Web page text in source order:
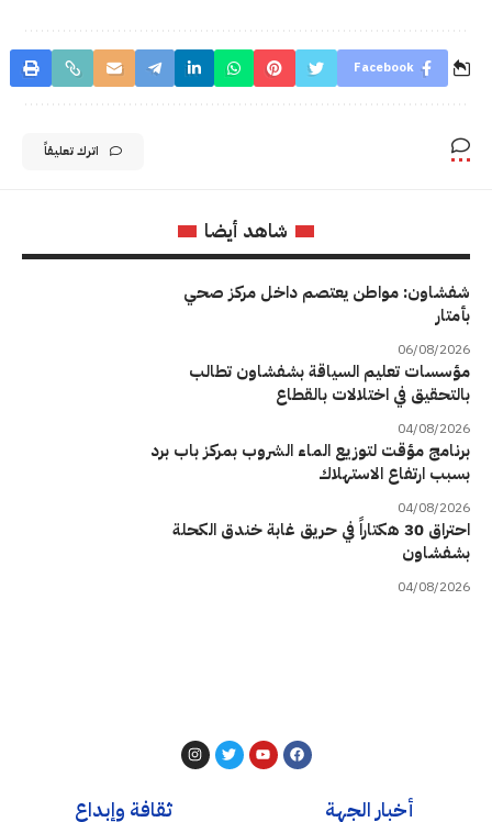
Facebook
اترك تعليقاً
شاهد أيضا
شفشاون: مواطن يعتصم داخل مركز صحي
بأمتار
06/08/2026
مؤسسات تعليم السياقة بشفشاون تطالب
بالتحقيق في اختلالات بالقطاع
04/08/2026
برنامج مؤقت لتوزيع الماء الشروب بمركز باب برد
بسبب ارتفاع الاستهلاك
04/08/2026
احتراق 30 هكتاراً في حريق غابة خندق الكحلة
بشفشاون
04/08/2026
أخبار الجهة ثقافة وإبداع